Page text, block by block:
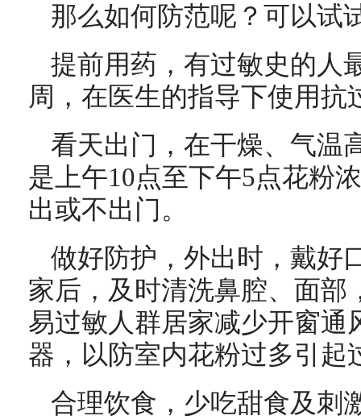
那么如何防范呢？可以试
提前用药，有过敏史的人
周，在医生的指导下使用抗
看天出门，在干燥、气温
是上午10点至下午5点花粉
出或不出门。
做好防护，外出时，戴好
家后，及时清洗鼻腔、面部
易过敏人群居家减少开窗通
器，以防室内花粉过多引起
合理饮食，少吃甜食及刺